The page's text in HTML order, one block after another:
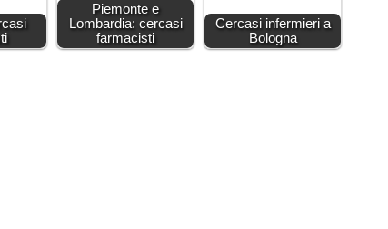
Piemonte e
Lombardia: cercasi
farmacisti
Cercasi infermieri a
Bologna